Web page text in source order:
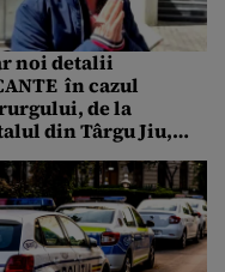
noi detalii
în cazul
de la
din Târgu Jiu,
I-ar fi cusut
unei victime